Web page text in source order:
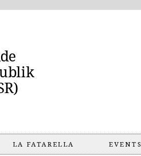
LA FATARELLA EVENTS